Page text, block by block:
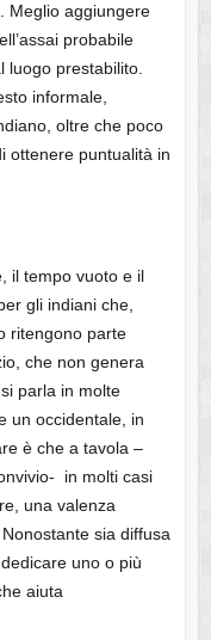
Meglio aggiungere
probabile
luogo prestabilito.
informale,
oltre che poco
ottenere puntualità in
il tempo vuoto e il
gli indiani che,
ritengono parte
che non genera
parla in molte
un occidentale, in
è che a tavola –
in molti casi
una valenza
sia diffusa
uno o più
aiuta